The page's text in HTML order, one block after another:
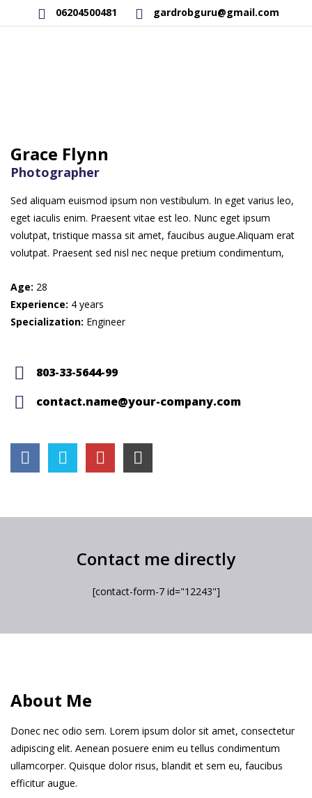
06204500481 gardrobguru@gmail.com
Grace Flynn
Photographer
Sed aliquam euismod ipsum non vestibulum. In eget varius leo,
eget iaculis enim. Praesent vitae est leo. Nunc eget ipsum
volutpat, tristique massa sit amet, faucibus augue.Aliquam erat
volutpat. Praesent sed nisl nec neque pretium condimentum,
Age: 28
Experience: 4 years
Specialization: Engineer
803-33-5644-99
contact.name@your-company.com
Contact me directly
[contact-form-7 id="12243"]
About Me
Donec nec odio sem. Lorem ipsum dolor sit amet, consectetur
adipiscing elit. Aenean posuere enim eu tellus condimentum
ullamcorper. Quisque dolor risus, blandit et sem eu, faucibus
efficitur augue.